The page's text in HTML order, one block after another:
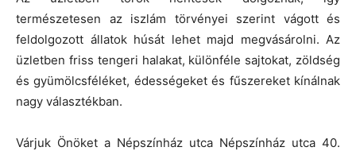
természetesen az iszlám törvényei szerint vágott és
feldolgozott állatok húsát lehet majd megvásárolni. Az
üzletben friss tengeri halakat, különféle sajtokat, zöldség
és gyümölcsféléket, édességeket és fűszereket kínálnak
nagy választékban.
Várjuk Önöket a Népszínház utca Népszínház utca 40.